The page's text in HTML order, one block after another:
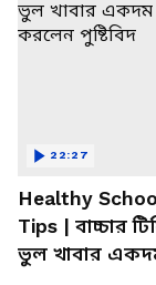
Healthy
Tips | বাচ্চার
ভুল খাবার
22:27